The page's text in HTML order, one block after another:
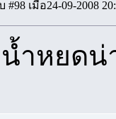
#98 เมื่อ24-09-2008
ำหยดน่